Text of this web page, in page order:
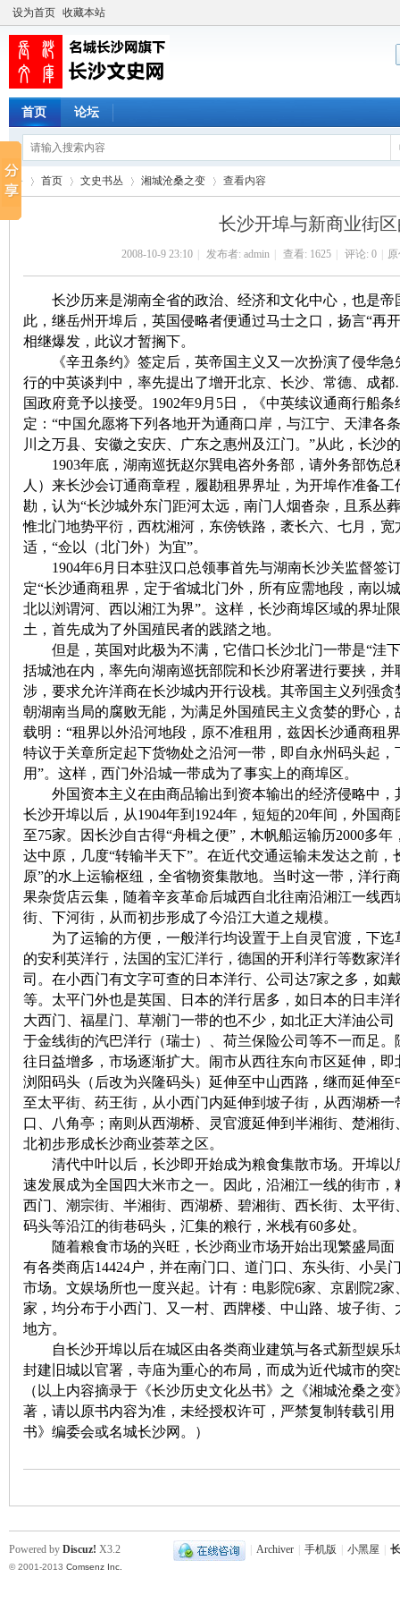
设为首页 收藏本站
首页 论坛
文
首页 文史书丛
›
湘城沧桑之变
›
查看内容
长沙开埠与新商业街
2008-10-9 23:10 发布者: admin 查看: 1625 评论: 0
长沙历来是湖南全省的政治、经济和文化中心，也是帝
此，继岳州开埠后，英国侵略者便通过马士之口，扬言“再
相继爆发，此议才暂搁下。
《辛丑条约》签定后，英帝国主义又一次扮演了侵华急
行的中英谈判中，率先提出了增开北京、长沙、常德、成
国政府竟予以接受。1902年9月5日，《中英续议通商行船
定：“中国允愿将下列各地开为通商口岸，与江宁、天津各
川之万县、安徽之安庆、广东之惠州及江门。”从此，长沙
1903年底，湖南巡抚赵尔巽电咨外务部，请外务部饬总
人）来长沙会订通商章程，履勘租界界址，为开埠作准备
勘，认为“长沙城外东门距河太远，南门人烟沓杂，且系丛
惟北门地势平衍，西枕湘河，东傍铁路，袤长六、七月，
适，“佥以（北门外）为宜”。
1904年6月日本驻汉口总领事首先与湖南长沙关监督签
定“长沙通商租界，定于省城北门外，所有应需地段，南以
北以浏谓河、西以湘江为界”。这样，长沙商埠区域的界址
土，首先成为了外国殖民者的践踏之地。
但是，英国对此极为不满，它借口长沙北门一带是“洼
括城池在内，率先向湖南巡抚部院和长沙府署进行要挟，
涉，要求允许洋商在长沙城内开行设栈。其帝国主义列强
朝湖南当局的腐败无能，为满足外国殖民主义贪婪的野心
载明：“租界以外沿河地段，原不准租用，兹因长沙通商租
特议于关章所定起下货物处之沿河一带，即自永州码头起
用”。这样，西门外沿城一带成为了事实上的商埠区。
外国资本主义在由商品输出到资本输出的经济侵略中，
长沙开埠以后，从1904年到1924年，短短的20年间，外国
至75家。因长沙自古得“舟楫之便”，木帆船运输历2000多
达中原，几度“转输半天下”。在近代交通运输未发达之前
原”的水上运输枢纽，全省物资集散地。当时这一带，洋行
果杂货店云集，随着辛亥革命后城西自北往南沿湘江一线
街、下河街，从而初步形成了今沿江大道之规模。
为了运输的方便，一般洋行均设置于上自灵官渡，下迄
的安利英洋行，法国的宝汇洋行，德国的开利洋行等数家
司。在小西门有文字可查的日本洋行、公司达7家之多，如
等。太平门外也是英国、日本的洋行居多，如日本的日丰
大西门、福星门、草潮门一带的也不少，如北正大洋油公
于金线街的汽巴洋行（瑞士）、荷兰保险公司等不一而足
往日益增多，市场逐渐扩大。闹市从西往东向市区延伸，
浏阳码头（后改为兴隆码头）延伸至中山西路，继而延伸
至太平街、药王街，从小西门内延伸到坡子街，从西湖桥
口、八角亭；南则从西湖桥、灵官渡延伸到半湘街、楚湘
北初步形成长沙商业荟萃之区。
清代中叶以后，长沙即开始成为粮食集散市场。开埠以
速发展成为全国四大米市之一。因此，沿湘江一线的街市
西门、潮宗街、半湘街、西湖桥、碧湘街、西长街、太平
码头等沿江的街巷码头，汇集的粮行，米栈有60多处。
随着粮食市场的兴旺，长沙商业市场开始出现繁盛局面
有各类商店14424户，并在南门口、道门口、东头街、小吴
市场。文娱场所也一度兴起。计有：电影院6家、京剧院2
家，均分布于小西门、又一村、西牌楼、中山路、坡子街
地方。
自长沙开埠以后在城区由各类商业建筑与各式新型娱乐
封建旧城以官署，寺庙为重心的布局，而成为近代城市的突
（以上内容摘录于《长沙历史文化丛书》之《湘城沧桑之
著，请以原书内容为准，未经授权许可，严禁复制转载引
书》编委会或名城长沙网。）
Archiver 手机版 小黑屋
Powered by Discuz! X3.2
© 2001-2013 Comsenz Inc.